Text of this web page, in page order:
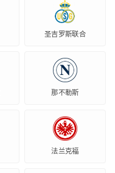
圣吉罗斯联合
那不勒斯
法兰克福